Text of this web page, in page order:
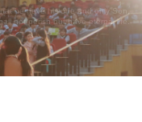
he gave his one and only Son,
not perish but have eternal life.